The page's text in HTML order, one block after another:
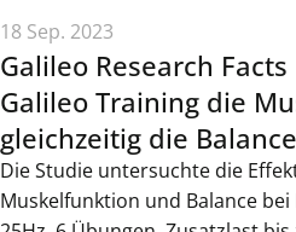
18 Sep. 2023
Galileo Research
Galileo Training die
gleichzeitig die
Die Studie untersuchte die
Muskelfunktion und Balance bei